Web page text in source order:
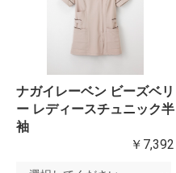
ナガイレーベン ビーズベリ
ー レディースチュニック半
袖
￥7,392